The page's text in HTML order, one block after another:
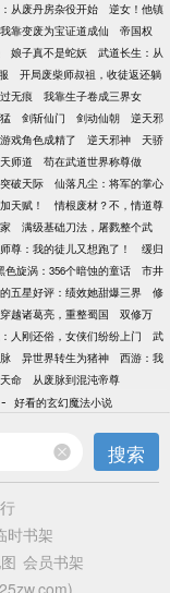
从废丹房杂役开始
逆女！他镇
靠变废为宝证道成仙
帝国权
娘子真不是蛇妖
武道长生：从
开局废柴师叔祖，收徒返还躺
无痕
我靠生子卷成三界女
剑斩仙门 剑动仙朝
逆天邪
戏角色成精了 逆天邪神
天骄
师道
苟在武道世界称尊做
破天际
仙落凡尘：将军的掌心
天赋！
情根废材？不，情道尊
满级基础刀法，屠戮整个武
尊：我的徒儿又想跑了！
缓归
色旋涡：356个暗蚀的童话
市井
五星好评：绩效她甜爆三界
修
穿越诸葛亮，重整蜀国
双修万
人刚还俗，女侠们纷纷上门
武
异世界转生为猪神
西游：我
命
从废脉到混沌帝尊
- 好看的玄幻魔法小说
搜索
时书架
会员书架